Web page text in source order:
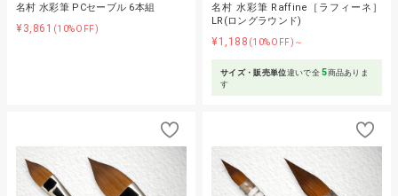
名村 水彩筆 PCセーブル 6本組
¥3,861 (10%OFF)
名村 水彩筆 Raffine［ラフィーネ］
LR(ロングラウンド)
¥1,188 (10%OFF)～
サイズ・販売単位違いで全5商品ありま
す